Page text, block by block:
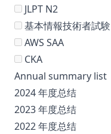
JLPT N2
基本情報技術者試験
AWS SAA
CKA
Annual summary list
2024 年度总结
2023 年度总结
2022 年度总结